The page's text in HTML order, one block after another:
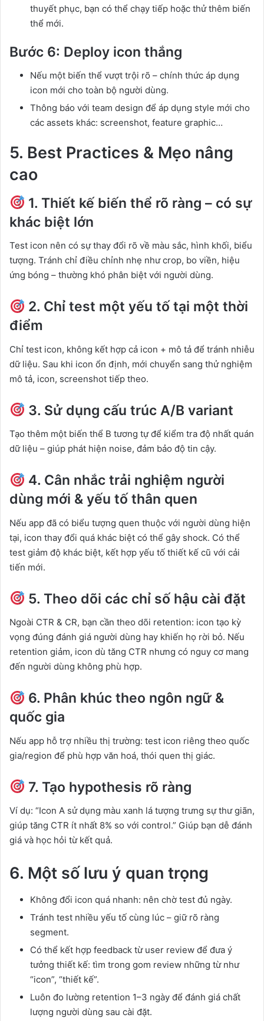
thuyết phục, bạn có thể chạy tiếp hoặc thử thêm biến
thể mới.
Bước 6: Deploy icon thắng
Nếu một biến thể vượt trội rõ – chính thức áp dụng
icon mới cho toàn bộ người dùng.
Thông báo với team design để áp dụng style mới cho
các assets khác: screenshot, feature graphic…
5. Best Practices & Mẹo nâng
cao
1. Thiết kế biến thể rõ ràng – có sự
khác biệt lớn
Test icon nên có sự thay đổi rõ về màu sắc, hình khối, biểu
tượng. Tránh chỉ điều chỉnh nhẹ như crop, bo viền, hiệu
ứng bóng – thường khó phân biệt với người dùng.
2. Chỉ test một yếu tố tại một thời
điểm
Chỉ test icon, không kết hợp cả icon + mô tả để tránh nhiễu
dữ liệu. Sau khi icon ổn định, mới chuyển sang thử nghiệm
mô tả, icon, screenshot tiếp theo.
3. Sử dụng cấu trúc A/B variant
Tạo thêm một biến thể B tương tự để kiểm tra độ nhất quán
dữ liệu – giúp phát hiện noise, đảm bảo độ tin cậy.
4. Cân nhắc trải nghiệm người
dùng mới & yếu tố thân quen
Nếu app đã có biểu tượng quen thuộc với người dùng hiện
tại, icon thay đổi quá khác biệt có thể gây shock. Có thể
test giảm độ khác biệt, kết hợp yếu tố thiết kế cũ với cải
tiến mới.
5. Theo dõi các chỉ số hậu cài đặt
Ngoài CTR & CR, bạn cần theo dõi retention: icon tạo kỳ
vọng đúng đánh giá người dùng hay khiến họ rời bỏ. Nếu
retention giảm, icon dù tăng CTR nhưng có nguy cơ mang
đến người dùng không phù hợp.
6. Phân khúc theo ngôn ngữ &
quốc gia
Nếu app hỗ trợ nhiều thị trường: test icon riêng theo quốc
gia/region để phù hợp văn hoá, thói quen thị giác.
7. Tạo hypothesis rõ ràng
Ví dụ: “Icon A sử dụng màu xanh lá tượng trưng sự thư giãn,
giúp tăng CTR ít nhất 8% so với control.” Giúp bạn dễ đánh
giá và học hỏi từ kết quả.
6. Một số lưu ý quan trọng
Không đổi icon quá nhanh: nên chờ test đủ ngày.
Tránh test nhiều yếu tố cùng lúc – giữ rõ ràng
segment.
Có thể kết hợp feedback từ user review để đưa ý
tưởng thiết kế: tìm trong gom review những từ như
“icon”, “thiết kế”.
Luôn đo lường retention 1–3 ngày để đánh giá chất
lượng người dùng sau cài đặt.